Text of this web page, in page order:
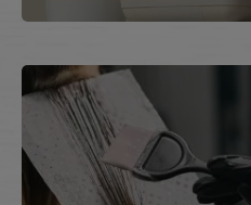
Färbezubehör